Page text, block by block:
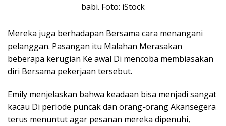
babi. Foto: iStock
Mereka juga berhadapan Bersama cara menangani
pelanggan. Pasangan itu Malahan Merasakan
beberapa kerugian Ke awal Di mencoba membiasakan
diri Bersama pekerjaan tersebut.
Emily menjelaskan bahwa keadaan bisa menjadi sangat
kacau Di periode puncak dan orang-orang Akansegera
terus menuntut agar pesanan mereka dipenuhi,